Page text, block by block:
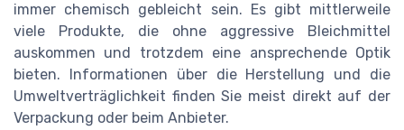
immer chemisch gebleicht sein. Es gibt mittlerweile
viele Produkte, die ohne aggressive Bleichmittel
auskommen und trotzdem eine ansprechende Optik
bieten. Informationen über die Herstellung und die
Umweltverträglichkeit finden Sie meist direkt auf der
Verpackung oder beim Anbieter.